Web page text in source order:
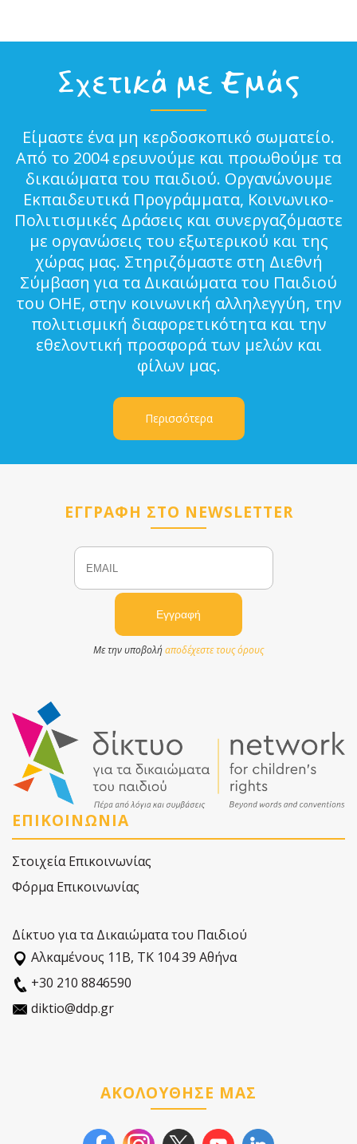
Σχετικά με Εμάς
Είμαστε ένα μη κερδοσκοπικό σωματείο.
Από το 2004 ερευνούμε και προωθούμε τα
δικαιώματα του παιδιού. Οργανώνουμε
Εκπαιδευτικά Προγράμματα, Κοινωνικο-
Πολιτισμικές Δράσεις και συνεργαζόμαστε
με οργανώσεις του εξωτερικού και της
χώρας μας. Στηριζόμαστε στη Διεθνή
Σύμβαση για τα Δικαιώματα του Παιδιού
του ΟΗΕ, στην κοινωνική αλληλεγγύη, την
πολιτισμική διαφορετικότητα και την
εθελοντική προσφορά των μελών και
φίλων μας.
Περισσότερα
ΕΓΓΡΑΦΗ ΣΤΟ NEWSLETTER
Email
Με την υποβολήαποδέχεστε τους όρους
ΕΠΙΚΟΙΝΩΝΙΑ
Στοιχεία Επικοινωνίας
Φόρμα Επικοινωνίας
Δίκτυο για τα Δικαιώματα του Παιδιού
Αλκαµένους 11Β, ΤΚ 104 39 Αθήνα
+30 210 8846590
diktio@ddp.gr
ΑΚΟΛΟΥΘΗΣΕ ΜΑΣ